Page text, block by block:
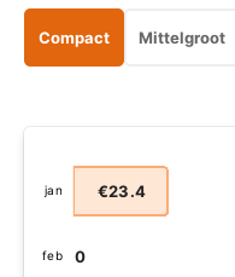
Compact Mittelgroot
€23.4
€0
jan
feb